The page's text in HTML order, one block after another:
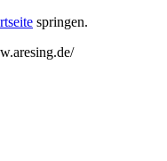
springen.